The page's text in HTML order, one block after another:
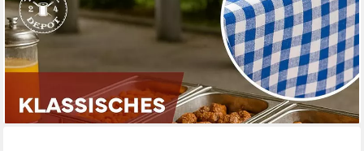
Tischdecke kariert Landhausstil Bauernkaro 100% Baumwolle (1-
tlg)
ab 5,49 €
-15%
lieferbar - in 3-4 Werktagen bei dir